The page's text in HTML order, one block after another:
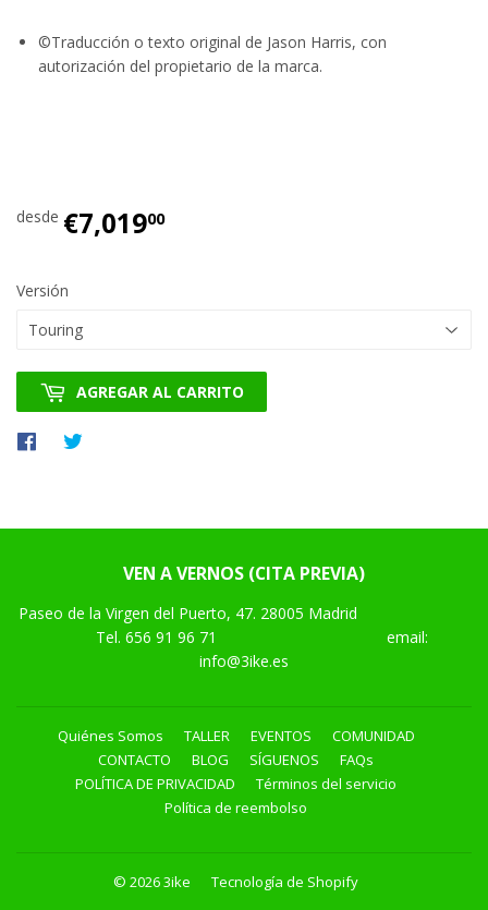
©Traducción o texto original de Jason Harris, con
autorización del propietario de la marca.
desde €7,01900€7,019.00
Versión
AGREGAR AL CARRITO
Compartir
VEN A VERNOS (CITA PREVIA)
Paseo de la Virgen del Puerto, 47. 28005 Madrid
Tel. 656 91 96 71
email:
info@3ike.es
Quiénes Somos TALLER EVENTOS
COMUNIDAD
CONTACTO
BLOG SÍGUENOS
FAQs
POLÍTICA DE PRIVACIDAD
Términos del servicio
Política de reembolso
© 20263ike Tecnología de Shopify